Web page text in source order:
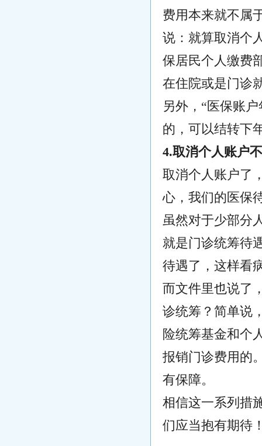
费用本来就不属
说：就算取消个
保居民个人缴费
在住院或是门诊
另外，“医保账
的，可以结转下
4.取消个人账户
取消个人账户了
心，我们的医保
虽然对于少部分
就是门诊统筹待
待遇了，这样看
而文件里也说了
诊统筹？简单说
险统筹基金和个
报销门诊费用的
有保障。
相信这一系列措
们应当抱有期待